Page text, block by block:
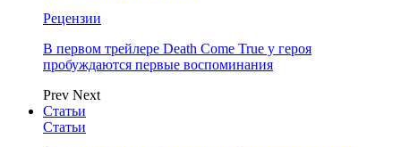
Рецензии
В первом трейлере Death Come True у героя
пробуждаются первые воспоминания
Prev Next
Статьи
Статьи